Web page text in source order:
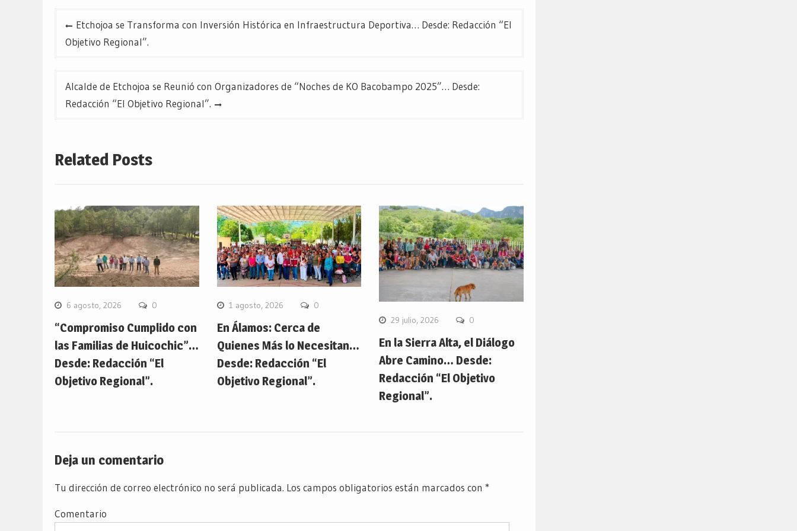
Navegación
de
Etchojoa se Transforma con Inversión Histórica en Infraestructura Deportiva… Desde: Redacción “El
Objetivo Regional”.
Alcalde de Etchojoa se Reunió con Organizadores de “Noches de KO Bacobampo 2025”… Desde:
Redacción “El Objetivo Regional”.
Related Posts
6 agosto, 2026 0
“Compromiso Cumplido con
las Familias de Huicochic”…
Desde: Redacción “El
Objetivo Regional”.
1 agosto, 2026 0
En Álamos: Cerca de
Quienes Más lo Necesitan…
Desde: Redacción “El
Objetivo Regional”.
29 julio, 2026 0
En la Sierra Alta, el Diálogo
Abre Camino… Desde:
Redacción “El Objetivo
Regional”.
Deja un comentario
Tu dirección de correo electrónico no será publicada. Los campos obligatorios están marcados con *
Comentario